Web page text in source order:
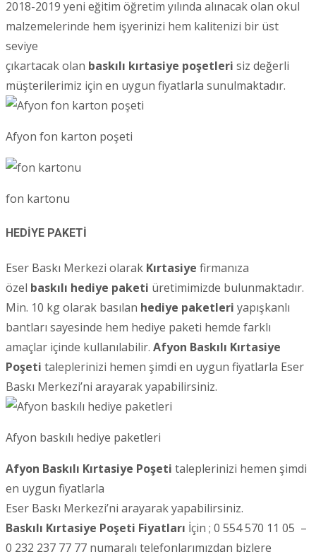
2018-2019 yeni eğitim öğretim yılında alınacak olan okul
malzemelerinde hem işyerinizi hem kalitenizi bir üst
seviye
çıkartacak olan baskılı kırtasiye poşetleri siz değerli
müşterilerimiz için en uygun fiyatlarla sunulmaktadır.
Afyon fon karton poşeti
fon kartonu
HEDİYE PAKETİ
Eser Baskı Merkezi olarak Kırtasiye firmanıza
özel baskılı hediye paketi üretimimizde bulunmaktadır.
Min. 10 kg olarak basılan hediye paketleri yapışkanlı
bantları sayesinde hem hediye paketi hemde farklı
amaçlar içinde kullanılabilir. Afyon Baskılı Kırtasiye
Poşeti taleplerinizi hemen şimdi en uygun fiyatlarla Eser
Baskı Merkezi’ni arayarak yapabilirsiniz.
Afyon baskılı hediye paketleri
Afyon Baskılı Kırtasiye Poşeti taleplerinizi hemen şimdi
en uygun fiyatlarla
Eser Baskı Merkezi’ni arayarak yapabilirsiniz.
Baskılı Kırtasiye Poşeti Fiyatları İçin ; 0 554 570 11 05 –
0 232 237 77 77 numaralı telefonlarımızdan bizlere